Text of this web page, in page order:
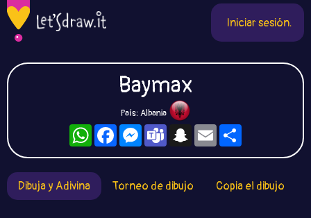
Iniciar sesión.
País: Albania
WhatsAppFacebookMessengerTeamsSnapchat
Email
Dibuja y Adivina Torneo de dibujo Copia el dibujo